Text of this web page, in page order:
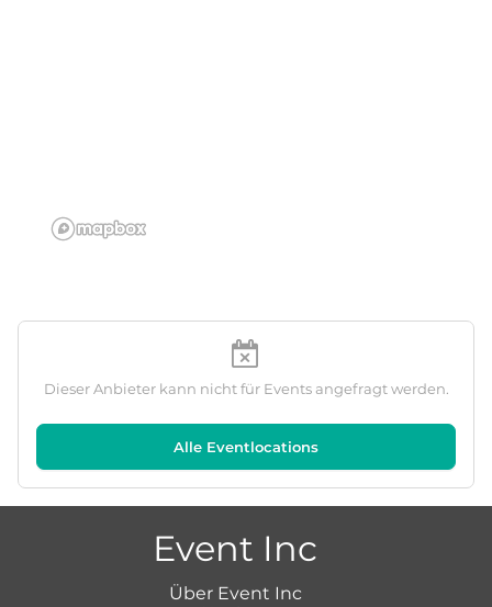
Dieser Anbieter kann nicht für Events angefragt werden.
Alle Eventlocations
Event Inc
Über Event Inc